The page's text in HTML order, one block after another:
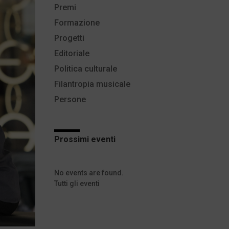
Editoriale
Persone
Progetti
Premi
Politica culturale
Filantropia musicale
Formazione
Prossimi eventi
No events are found.
Tutti gli eventi